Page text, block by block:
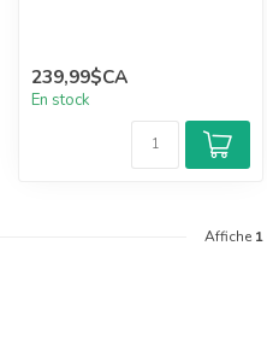
239,99$CA
En stock
Affiche 1